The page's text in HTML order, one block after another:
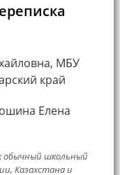
МБУ
край
Елена
обычный школьный
Казахстана и